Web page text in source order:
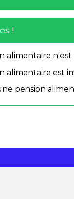
!
alimentaire n'est
alimentaire est
pension